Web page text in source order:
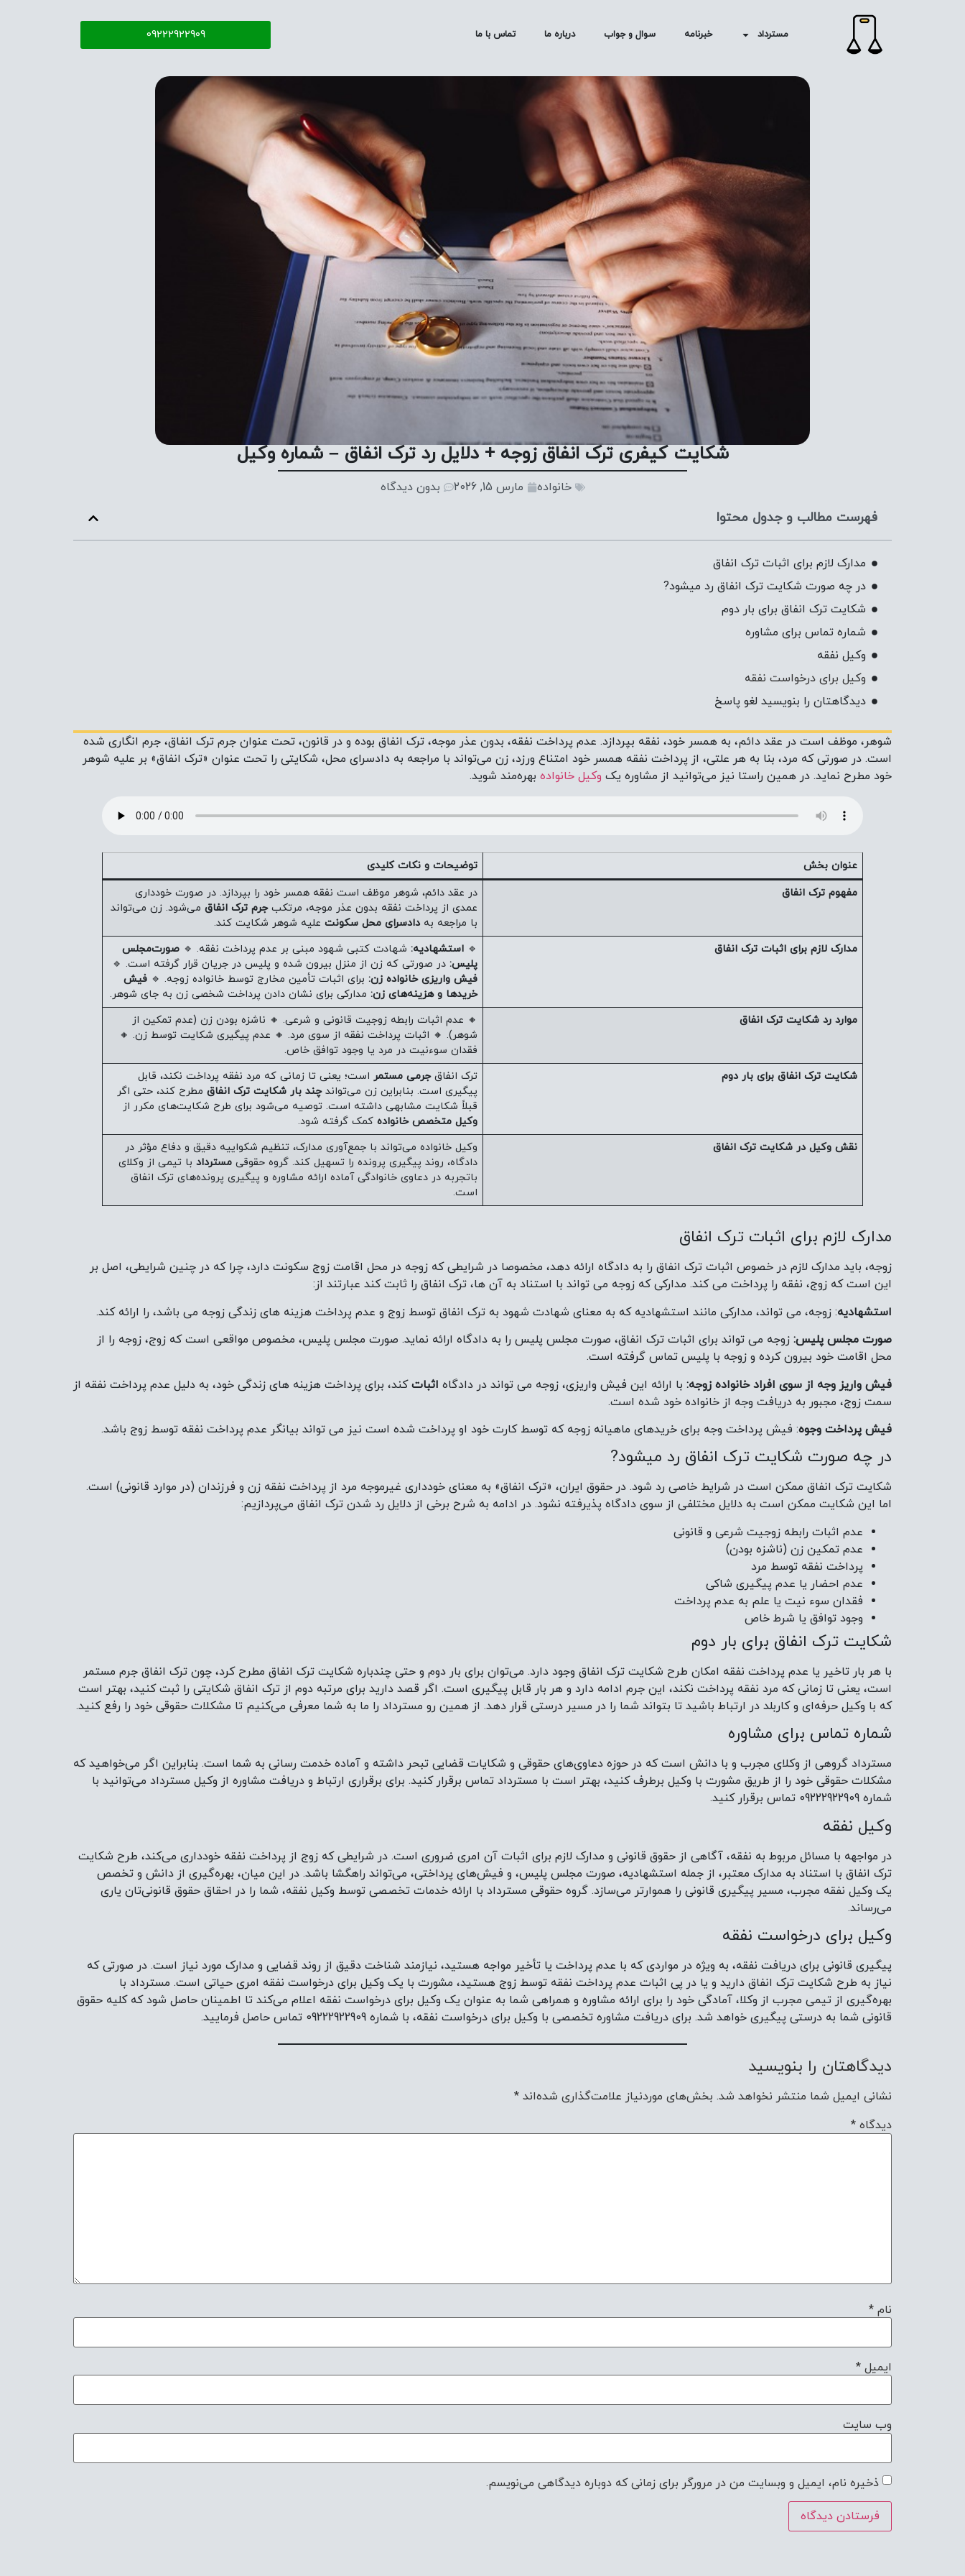
مسترداد خبرنامه سوال و جواب درباره ما تماس با ما 09222922909
شکایت کیفری ترک انفاق زوجه + دلایل رد ترک انفاق – شماره وکیل
خانواده مارس 15, 2026 بدون دیدگاه
فهرست مطالب و جدول محتوا
مدارک لازم برای اثبات ترک انفاق
در چه صورت شکایت ترک انفاق رد میشود?
شکایت ترک انفاق برای بار دوم
شماره تماس برای مشاوره
وکیل نفقه
وکیل برای درخواست نفقه
دیدگاهتان را بنویسید لغو پاسخ
شوهر، موظف است در عقد دائم، به همسر خود، نفقه بپردازد. عدم پرداخت نفقه، بدون عذر موجه، ترک انفاق بوده و در قانون، تحت عنوان جرم ترک انفاق، جرم انگاری شده
است. در صورتی که مرد، بنا به هر علتی، از پرداخت نفقه همسر خود امتناع ورزد، زن می‌تواند با مراجعه به دادسرای محل، شکایتی را تحت عنوان «ترک انفاق» بر علیه شوهر
خود مطرح نماید. در همین راستا نیز می‌توانید از مشاوره یک وکیل خانواده بهره‌مند شوید.
عنوان بخش
توضیحات و نکات کلیدی
مفهوم ترک انفاق
در عقد دائم، شوهر موظف است نفقه همسر خود را بپردازد. در صورت خودداری
عمدی از پرداخت نفقه بدون عذر موجه، مرتکبجرم ترک انفاق می‌شود. زن می‌تواند
با مراجعه بهدادسرای محل سکونت علیه شوهر شکایت کند.
مدارک لازم برای اثبات ترک انفاق
🔹استشهادیه: شهادت کتبی شهود مبنی بر عدم پرداخت نفقه. 🔹صورت‌مجلس
پلیس: در صورتی که زن از منزل بیرون شده و پلیس در جریان قرار گرفته است. 🔹
فیش واریزی خانواده زن: برای اثبات تأمین مخارج توسط خانواده زوجه. 🔹فیش
خریدها و هزینه‌های زن: مدارکی برای نشان دادن پرداخت شخصی زن به جای شوهر.
موارد رد شکایت ترک انفاق
🔸 عدم اثبات رابطه زوجیت قانونی و شرعی. 🔸 ناشزه بودن زن (عدم تمکین از
شوهر). 🔸 اثبات پرداخت نفقه از سوی مرد. 🔸 عدم پیگیری شکایت توسط زن. 🔸
فقدان سوءنیت در مرد یا وجود توافق خاص.
شکایت ترک انفاق برای بار دوم
ترک انفاقجرمی مستمر است؛ یعنی تا زمانی که مرد نفقه پرداخت نکند، قابل
پیگیری است. بنابراین زن می‌تواندچند بار شکایت ترک انفاق مطرح کند، حتی اگر
قبلاً شکایت مشابهی داشته است. توصیه می‌شود برای طرح شکایت‌های مکرر از
وکیل متخصص خانواده کمک گرفته شود.
نقش وکیل در شکایت ترک انفاق
وکیل خانواده می‌تواند با جمع‌آوری مدارک، تنظیم شکواییه دقیق و دفاع مؤثر در
دادگاه، روند پیگیری پرونده را تسهیل کند. گروه حقوقیمسترداد با تیمی از وکلای
باتجربه در دعاوی خانوادگی آماده ارائه مشاوره و پیگیری پرونده‌های ترک انفاق
است.
مدارک لازم برای اثبات ترک انفاق
زوجه، باید مدارک لازم در خصوص اثبات ترک انفاق را به دادگاه ارائه دهد، مخصوصا در شرایطی که زوجه در محل اقامت زوج سکونت دارد، چرا که در چنین شرایطی، اصل بر
این است که زوج، نفقه را پرداخت می کند. مدارکی که زوجه می تواند با استناد به آن ها، ترک انفاق را ثابت کند عبارتند از:
استشهادیه: زوجه، می تواند، مدارکی مانند استشهادیه که به معنای شهادت شهود به ترک انفاق توسط زوج و عدم پرداخت هزینه های زندگی زوجه می باشد، را ارائه کند.
صورت مجلس پلیس: زوجه می تواند برای اثبات ترک انفاق، صورت مجلس پلیس را به دادگاه ارائه نماید. صورت مجلس پلیس، مخصوص مواقعی است که زوج، زوجه را از
محل اقامت خود بیرون کرده و زوجه با پلیس تماس گرفته است.
فیش واریز وجه از سوی افراد خانواده زوجه: با ارائه این فیش واریزی، زوجه می تواند در دادگاه اثباتکند، برای پرداخت هزینه های زندگی خود، به دلیل عدم پرداخت نفقه از
سمت زوج، مجبور به دریافت وجه از خانواده خود شده است.
فیش پرداخت وجوه: فیش پرداخت وجه برای خریدهای ماهیانه زوجه که توسط کارت خود او پرداخت شده است نیز می تواند بیانگر عدم پرداخت نفقه توسط زوج باشد.
در چه صورت شکایت ترک انفاق رد میشود?
شکایت ترک انفاق ممکن است در شرایط خاصی رد شود. در حقوق ایران، «ترک انفاق» به معنای خودداری غیرموجه مرد از پرداخت نفقه زن و فرزندان (در موارد قانونی) است.
اما این شکایت ممکن است به دلایل مختلفی از سوی دادگاه پذیرفته نشود. در ادامه به شرح برخی از دلایل رد شدن ترک انفاق می‌پردازیم:
عدم اثبات رابطه زوجیت شرعی و قانونی
عدم تمکین زن (ناشزه بودن)
پرداخت نفقه توسط مرد
عدم احضار یا عدم پیگیری شاکی
فقدان سوء نیت یا علم به عدم پرداخت
وجود توافق یا شرط خاص
شکایت ترک انفاق برای بار دوم
با هر بار تاخیر یا عدم پرداخت نفقه امکان طرح شکایت ترک انفاق وجود دارد. می‌توان برای بار دوم و حتی چندباره شکایت ترک انفاق مطرح کرد، چون ترک انفاق جرم مستمر
است، یعنی تا زمانی که مرد نفقه پرداخت نکند، این جرم ادامه دارد و هر بار قابل پیگیری است. اگر قصد دارید برای مرتبه دوم از ترک انفاق شکایتی را ثبت کنید، بهتر است
که با وکیل حرفه‌ای و کاربلد در ارتباط باشید تا بتواند شما را در مسیر درستی قرار دهد. از همین رو مسترداد را ما به شما معرفی می‌کنیم تا مشکلات حقوقی خود را رفع کنید.
شماره تماس برای مشاوره
مسترداد گروهی از وکلای مجرب و با دانش است که در حوزه دعاوی‌های حقوقی و شکایات قضایی تبحر داشته و آماده خدمت رسانی به شما است. بنابراین اگر می‌‌خواهید که
مشکلات حقوقی خود را از طریق مشورت با وکیل برطرف کنید، بهتر است با مسترداد تماس برقرار کنید. برای برقراری ارتباط و دریافت مشاوره از وکیل مسترداد می‌توانید با
شماره 09222922909 تماس برقرار کنید.
وکیل نفقه
در مواجهه با مسائل مربوط به نفقه، آگاهی از حقوق قانونی و مدارک لازم برای اثبات آن امری ضروری است. در شرایطی که زوج از پرداخت نفقه خودداری می‌کند، طرح شکایت
ترک انفاق با استناد به مدارک معتبر، از جمله استشهادیه، صورت مجلس پلیس، و فیش‌های پرداختی، می‌تواند راهگشا باشد. در این میان، بهره‌گیری از دانش و تخصص
یک وکیل نفقه مجرب، مسیر پیگیری قانونی را هموارتر می‌سازد. گروه حقوقی مسترداد با ارائه خدمات تخصصی توسط وکیل نفقه، شما را در احقاق حقوق قانونی‌تان یاری
می‌رساند.
وکیل برای درخواست نفقه
پیگیری قانونی برای دریافت نفقه، به ویژه در مواردی که با عدم پرداخت یا تأخیر مواجه هستید، نیازمند شناخت دقیق از روند قضایی و مدارک مورد نیاز است. در صورتی که
نیاز به طرح شکایت ترک انفاق دارید و یا در پی اثبات عدم پرداخت نفقه توسط زوج هستید، مشورت با یک وکیل برای درخواست نفقه امری حیاتی است. مسترداد با
بهره‌گیری از تیمی مجرب از وکلا، آمادگی خود را برای ارائه مشاوره و همراهی شما به عنوان یک وکیل برای درخواست نفقه اعلام می‌کند تا اطمینان حاصل شود که کلیه حقوق
قانونی شما به درستی پیگیری خواهد شد. برای دریافت مشاوره تخصصی با وکیل برای درخواست نفقه، با شماره 09222922909 تماس حاصل فرمایید.
دیدگاهتان را بنویسید
نشانی ایمیل شما منتشر نخواهد شد. بخش‌های موردنیاز علامت‌گذاری شده‌اند *
دیدگاه *
نام *
ایمیل *
وب‌ سایت
ذخیره نام، ایمیل و وبسایت من در مرورگر برای زمانی که دوباره دیدگاهی می‌نویسم.